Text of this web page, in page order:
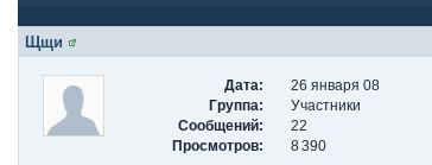
Щщи
Дата:
26 января 08
Группа:
Участники
Сообщений:
22
Просмотров:
8 390